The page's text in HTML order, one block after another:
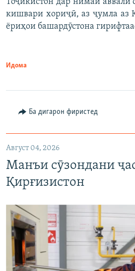
Тоҷикистон дар нимаи аввали
кишвари хориҷӣ, аз ҷумла аз
ёриҳои башардӯстона
Идома
Ба дигарон фиристед
Август 04, 2026
Манъи сӯзондани
Қирғизистон